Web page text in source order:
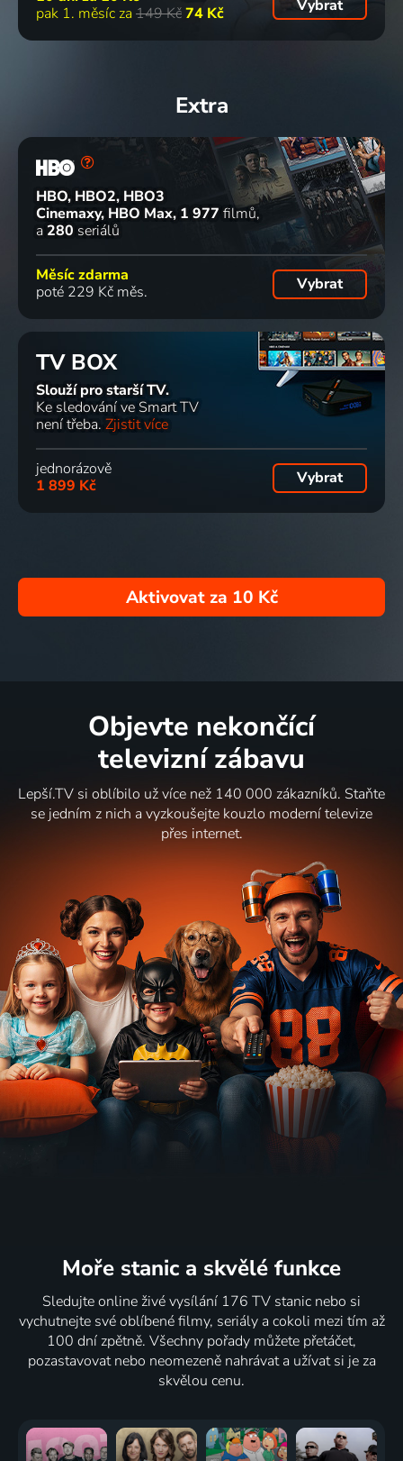
pak 1. měsíc za 149 Kč74 Kč Vybrat
Extra
HBO, HBO2, HBO3
Cinemaxy, HBO Max 1 977 filmů
a 280 seriálů
Měsíc zdarma
poté 229 Kč měs.
Vybrat
TV BOX
Slouží pro starší TV.
Ke sledování ve Smart TV
není třeba. Zjistit více
jednorázově
1 899 Kč
Vybrat
Aktivovat za 10 Kč
Objevte nekončící
televizní zábavu
Lepší.TV si oblíbilo už více než 140 000 zákazníků. Staňte
se jedním z nich a vyzkoušejte kouzlo moderní televize
přes internet.
Moře stanic a skvělé funkce
Sledujte online živé vysílání 176 TV stanic nebo si
vychutnejte své oblíbené filmy, seriály a cokoli mezi tím až
100 dní zpětně. Všechny pořady můžete přetáčet,
pozastavovat nebo neomezeně nahrávat a užívat si je za
skvělou cenu.